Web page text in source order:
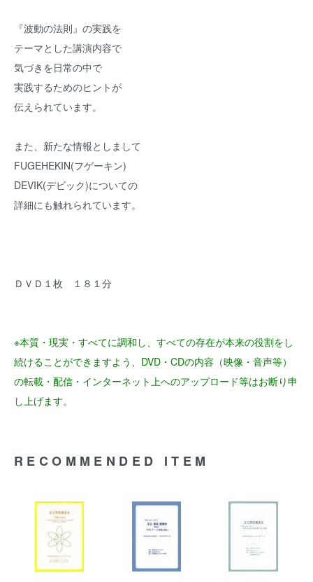
『波動の法則』の実践を
テーマとした講演内容で
気づきを日常の中で
実践するためのヒントが
伝えられています。
また、新たな情報としまして
FUGEHEKIN(フゲーキン)
DEVIK(デビック)についての
詳細にも触れられています。
ＤＶＤ１枚 １８１分
※本質・現実・すべてに調和し、すべての存在が本来の役割をし
続けることができますよう、DVD・CDの内容（映像・音声等）
の転載・配信・インターネット上へのアップロード等はお断り申
し上げます。
RECOMMENDED ITEM